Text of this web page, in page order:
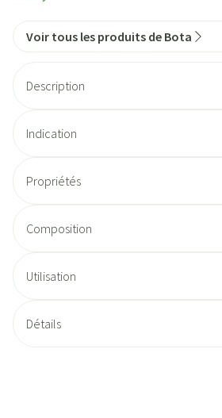
Voir tous les produits de Bota
Description
Indication
Propriétés
Composition
Utilisation
Détails